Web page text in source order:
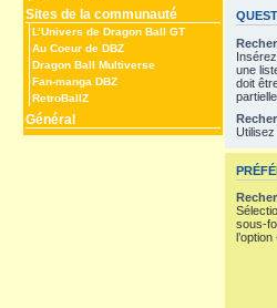
Sites de la communauté
L’Univers de Dragon Ball GT
Au Coeur de DBZ
Dragon Ball Multiverse
Fan-manga DBZ
RetroBallZ
Général
Insérez
une
doit
sous-